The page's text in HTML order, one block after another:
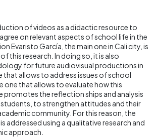
of videos as a didactic resource to
on relevant aspects of school life in the
Evaristo García, the main one in Cali city, is
this research. In doing so, it is also
for future audiovisual productions in
that allows to address issues of school
one that allows to evaluate how this
promotes the reflection ships and analysis
to strengthen attitudes and their
community. For this reason, the
addressed using a qualitative research and
approach.